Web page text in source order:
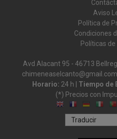
Aviso
Política de
Condiciones
Políticas de
Avd Alacant 95 - 46713
chimeneaselcanto@gmail.com
Horario: 24 h | Tiempo de
(*) Precios con